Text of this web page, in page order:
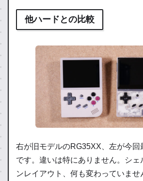
他ハードとの比較
右が旧モデルのRG35XX、左が今回
です。違いは特にありません。シェ
ンレイアウト、何も変わっていませ